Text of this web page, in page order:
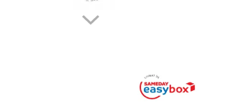
Brate si palarii dus